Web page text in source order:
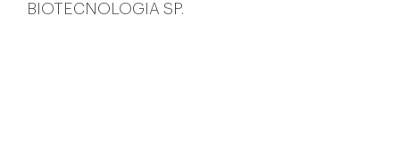
BIOTECNOLOGIA SP.